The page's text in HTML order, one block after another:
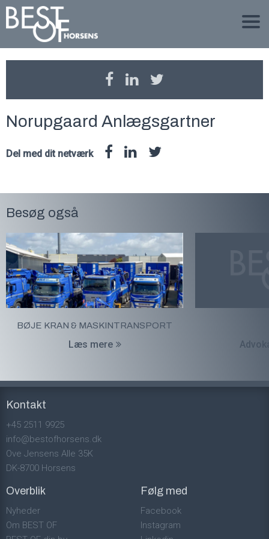
Norupgaard Anlægsgartner
Del med dit netværk
Besøg også
BØJE KRAN & MASKINTRANSPORT
Læs mere
Kontakt
+45 2511 9925
info@bestofhorsens.dk
Ove Jensens Alle 35K
DK-8700 Horsens
Overblik
Nyheder
Om BEST OF
Følg med
Facebook
Instagram